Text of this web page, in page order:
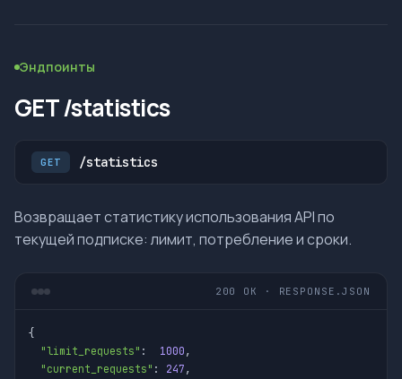
Эндпоинты
GET /statistics
GET /statistics
Возвращает статистику использования API по
текущей подписке: лимит, потребление и сроки.
200 OK · RESPONSE.JSON
{
"limit_requests" : 1000 ,
"current_requests" : 247 ,